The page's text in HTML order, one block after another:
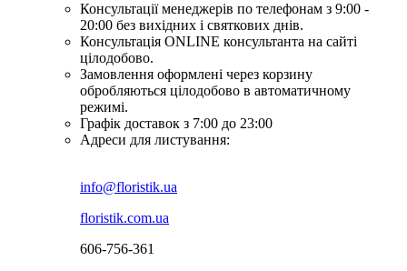
Консультації менеджерів по телефонам з 9:00 -
20:00 без вихідних і святкових днів.
Консультація ONLINE консультанта на сайті
цілодобово.
Замовлення оформлені через корзину
обробляються цілодобово в автоматичному
режимі.
Графік доставок з 7:00 до 23:00
Адреси для листування:
info@floristik.ua
floristik.com.ua
606-756-361